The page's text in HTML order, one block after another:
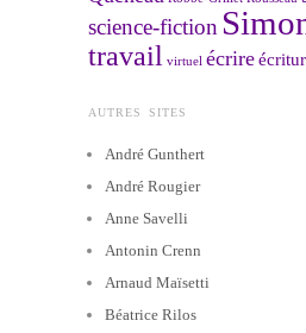
science-fiction
travail virtuel écrire
AUTRES SITES
André Gunthert
André Rougier
Anne Savelli
Antonin Crenn
Arnaud Maïsetti
Béatrice Rilos